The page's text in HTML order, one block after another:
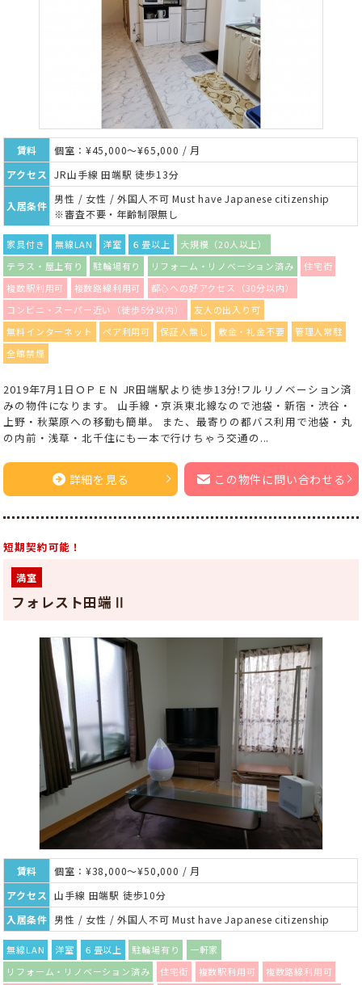
賃料
個室：¥45,000～¥65,000 / 月
アクセス
JR山手線 田端駅 徒歩13分
入居条件
男性 / 女性 / 外国人不可 Must have Japanese citizenship
※審査不要・年齢制限無し
家具付き 無線LAN 洋室 ６畳以上
大規模（20人以上）
テラス・屋上有り
駐輪場有り リフォーム・リノベーション済み
住宅街
複数駅利用可
複数路線利用可
都心への好アクセス（30分以内）
コンビニ・スーパー近い（徒歩5分以内）
友人の出入り可
無料インターネット
ペア利用可 保証人無し 敷金・礼金不要
管理人常駐
全館禁煙
2019年7月1日ＯＰＥＮ JR田端駅より徒歩13分!フルリノベーション済
みの物件になります。 山手線・京浜東北線なので池袋・新宿・渋谷・
上野・秋葉原への移動も簡単。 また、最寄りの都バス利用で池袋・丸
の内前・浅草・北千住にも一本で行けちゃう交通の...
詳細を見る この物件に問い合わせる
短期契約可能！
満室
フォレスト田端Ⅱ
賃料
個室：¥38,000～¥50,000 / 月
アクセス
山手線 田端駅 徒歩10分
入居条件 男性 / 女性 / 外国人不可 Must have Japanese citizenship
無線LAN 洋室 ６畳以上 駐輪場有り
一軒家
リフォーム・リノベーション済み
住宅街 複数駅利用可
複数路線利用可